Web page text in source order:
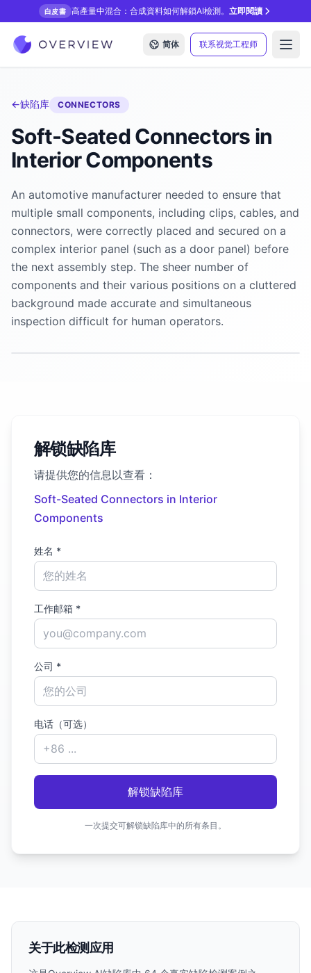
白皮書 高產量中混合：合成資料如何解鎖AI檢測。立即閱讀
简体 联系视觉工程师
←缺陷库 CONNECTORS
Soft-Seated Connectors in
Interior Components
An automotive manufacturer needed to ensure that
multiple small components, including clips, cables, and
connectors, were correctly placed and secured on a
complex interior panel (such as a door panel) before
the next assembly step. The sheer number of
components and their various positions on a cluttered
background made accurate and simultaneous
inspection difficult for human operators.
解锁缺陷库
请提供您的信息以查看：
Soft-Seated Connectors in Interior
Components
姓名 *
工作邮箱 *
公司 *
电话（可选）
解锁缺陷库
一次提交可解锁缺陷库中的所有条目。
关于此检测应用